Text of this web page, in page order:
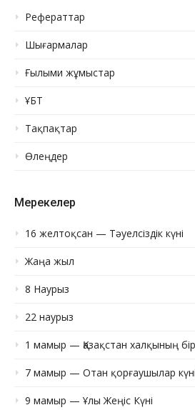
Рефераттар
Шығармалар
Ғылыми жұмыстар
ҰБТ
Тақпақтар
Өлеңдер
Мерекелер
16 желтоқсан — Тәуелсіздік күні
Жаңа жыл
8 Наурыз
22 наурыз
1 мамыр — Қазақстан халқының
7 мамыр — Отан қорғаушылар күні
9 мамыр — Ұлы Жеңіс Күні